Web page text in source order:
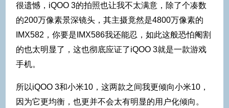
很遗憾，iQOO 3的拍照也让我不太满意，除了个凑数
的200万像素景深镜头，其主摄竟然是4800万像素的
IMX582，你要是IMX586我还能忍，如此这般恐怕阉割
的也太明显了，这也彻底应证了iQOO 3就是一款游戏
手机。
所以iQOO 3和小米10，这两款之间我更倾向小米10，
因为它更均衡，也更并不会太有明显的用户化倾向。